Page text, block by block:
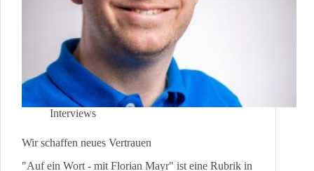
Interviews
Wir schaffen neues Vertrauen
"Auf ein Wort - mit Florian Mayr" ist eine Rubrik in